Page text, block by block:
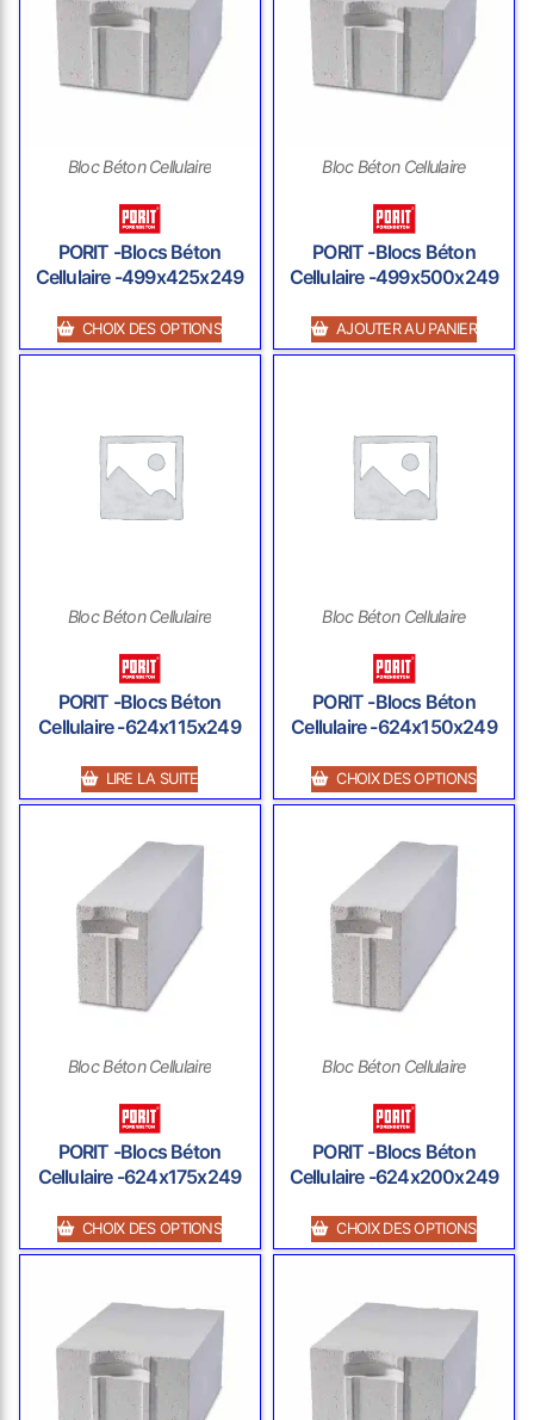
Bloc Béton Cellulaire
PORIT -Blocs Béton
Cellulaire -499x425x249
CHOIX DES OPTIONS
Bloc Béton Cellulaire
PORIT -Blocs Béton
Cellulaire -499x500x249
AJOUTER AU PANIER
Bloc Béton Cellulaire
PORIT -Blocs Béton
Cellulaire -624x115x249
LIRE LA SUITE
Bloc Béton Cellulaire
PORIT -Blocs Béton
Cellulaire -624x150x249
CHOIX DES OPTIONS
Bloc Béton Cellulaire
PORIT -Blocs Béton
Cellulaire -624x175x249
CHOIX DES OPTIONS
Bloc Béton Cellulaire
PORIT -Blocs Béton
Cellulaire -624x200x249
CHOIX DES OPTIONS